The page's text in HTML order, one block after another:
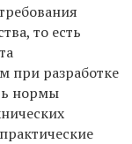
то есть
при разработке
нормы